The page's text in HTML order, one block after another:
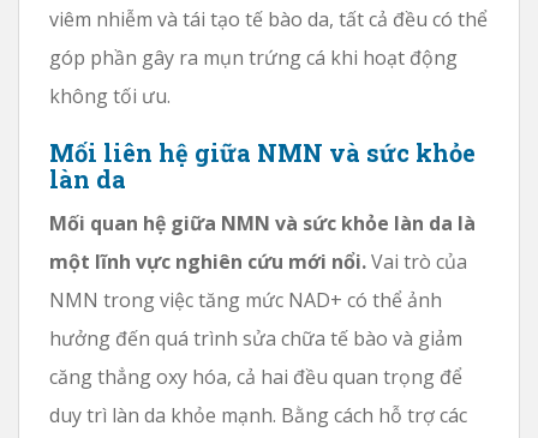
viêm nhiễm và tái tạo tế bào da, tất cả đều có thể
góp phần gây ra mụn trứng cá khi hoạt động
không tối ưu.
Mối liên hệ giữa NMN và sức khỏe
làn da
Mối quan hệ giữa NMN và sức khỏe làn da là
một lĩnh vực nghiên cứu mới nổi.Vai trò của
NMN trong việc tăng mức NAD+ có thể ảnh
hưởng đến quá trình sửa chữa tế bào và giảm
căng thẳng oxy hóa, cả hai đều quan trọng để
duy trì làn da khỏe mạnh. Bằng cách hỗ trợ các